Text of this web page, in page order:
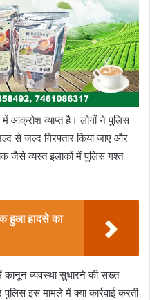
आक्रोश व्याप्त है। लोगों ने पुलिस
से जल्द गिरफ्तार किया जाए और
जैसे व्यस्त इलाकों में पुलिस गश्त
हुआ हादसे का
व्यवस्था सुधारने की सख्त
इस मामले में क्या कार्रवाई करती